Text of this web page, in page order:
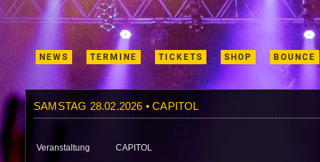
NEWS TERMINE TICKETS SHOP BOUNCE
SAMSTAG 28.02.2026 • CAPITOL
Veranstaltung
CAPITOL